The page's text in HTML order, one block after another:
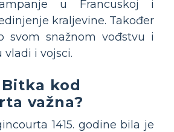
u Francuskoj i
kraljevine. Također
svom snažnom vođstvu i
i vojsci.
kod
važna?
1415. godine bila je